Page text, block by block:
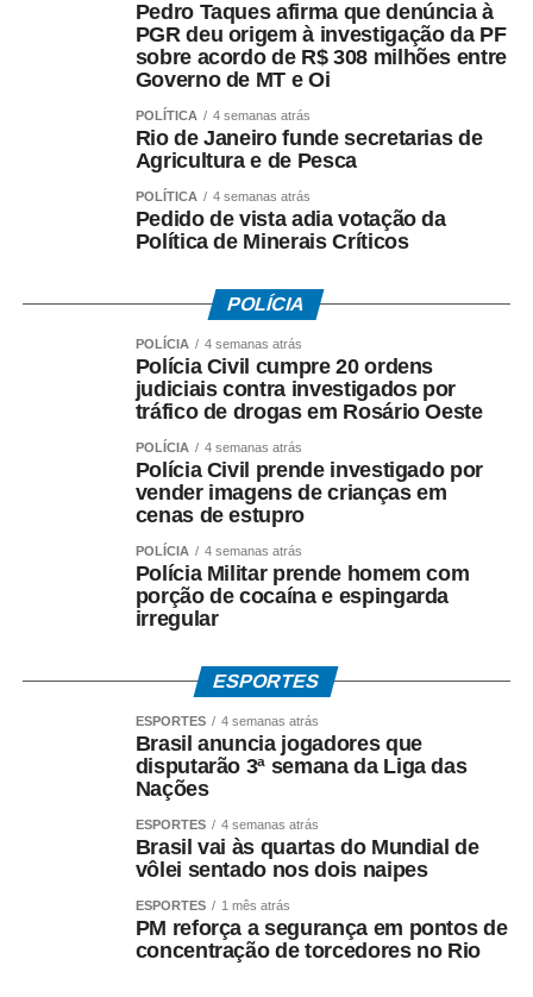
é realizado em parceria com a ICOM, empresa
especializada em comunicação acessível.
(2024‑2026), o Selo de Acessibilidade da CPA, em razão
de recursos como rampas, elevadores, mapas táteis e
audiodescrição. Darlan Firmato, Diretor de Operações da
CASACOR São Paulo, afirmou que a preocupação com a
inclusão tem mais de duas décadas: “A CASACOR busca
pioneirismo e a obrigação universal de fazer da maior
Américas um exemplo ao receber bem pessoas com
deficiência motora, visual e auditiva”.
Silvana Cambiaghi, arquiteta e consultora de
acessibilidade da mostra desde 2005, destacou que a
acessibilidade não é tratada como adaptação pontual,
mas como conceito integrado ao planejamento e à
montagem dos ambientes: “Transformar a CASACOR em
uma mostra acessível é um processo que começa muito
antes da abertura ao público. A acessibilidade deve estar
base nos princípios do Desenho Universal”, ressaltou,
citando a participação do engenheiro Oswaldo Rafael
Fantini e dos arquitetos Luis Fernando Estuqui e Marina
A iniciativa reforça a trajetória iniciada em 2006, quando
foram implementadas as primeiras adaptações – rampas,
nivelamento de pisos, banheiros acessíveis e calçada
em arquitetura universal.
Pedro Taques afirma que denúncia à
PGR deu origem à investigação da PF
sobre acordo de R$ 308 milhões entre
Governo de MT e Oi
POLÍTICA 4 semanas atrás
Rio de Janeiro funde secretarias de
Agricultura e de Pesca
POLÍTICA 4 semanas atrás
Pedido de vista adia votação da
Política de Minerais Críticos
POLÍCIA
POLÍCIA 4 semanas atrás
Polícia Civil cumpre 20 ordens
judiciais contra investigados por
tráfico de drogas em Rosário Oeste
POLÍCIA 4 semanas atrás
Polícia Civil prende investigado por
vender imagens de crianças em
cenas de estupro
POLÍCIA 4 semanas atrás
Polícia Militar prende homem com
porção de cocaína e espingarda
irregular
ESPORTES
ESPORTES 4 semanas atrás
Brasil anuncia jogadores que
disputarão 3ª semana da Liga das
Nações
ESPORTES 4 semanas atrás
Brasil vai às quartas do Mundial de
vôlei sentado nos dois naipes
ESPORTES 1 mês atrás
PM reforça a segurança em pontos de
concentração de torcedores no Rio